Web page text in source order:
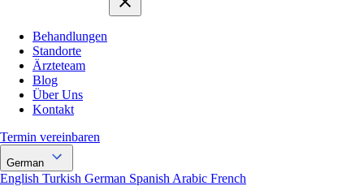
Behandlungen
Standorte
Ärzteteam
Blog
Über Uns
Kontakt
Termin vereinbaren
German
English Turkish German Spanish Arabic French